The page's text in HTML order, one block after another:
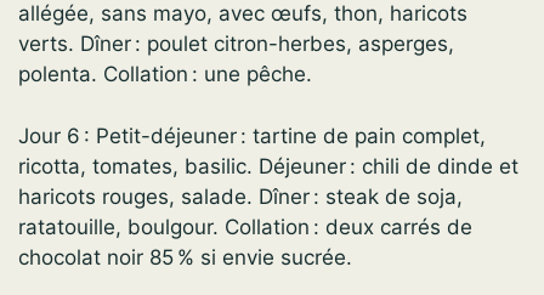
allégée, sans mayo, avec œufs, thon, haricots
verts. Dîner : poulet citron-herbes, asperges,
polenta. Collation : une pêche.
Jour 6 : Petit-déjeuner : tartine de pain complet,
ricotta, tomates, basilic. Déjeuner : chili de dinde et
haricots rouges, salade. Dîner : steak de soja,
ratatouille, boulgour. Collation : deux carrés de
chocolat noir 85 % si envie sucrée.